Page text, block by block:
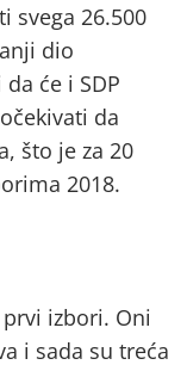
svega 26.500
dio
će i SDP
da
što je za 20
2018.
izbori. Oni
i sada su treća